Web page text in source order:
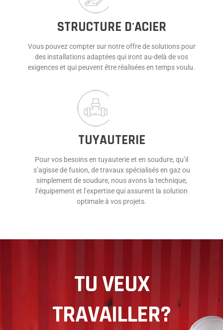
STRUCTURE D'ACIER
Vous pouvez compter sur notre offre de solutions pour
des installations adaptées qui iront au-delà de vos
exigences et qui peuvent être réalisées en temps voulu.
TUYAUTERIE
Pour vos besoins en tuyauterie et en soudure, qu’il
s’agisse de fusion, de travaux spécialisés en gaz ou
simplement de soudure, nous avons la technique,
l’équipement et l’expertise qui assurent la solution
optimale à vos projets.
TU VEUX
TRAVAILLER?